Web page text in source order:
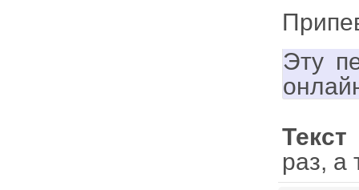
Эту
раз, а